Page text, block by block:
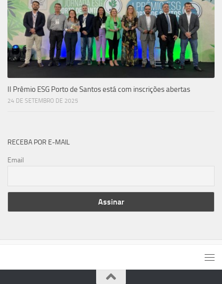
II Prêmio ESG Porto de Santos está com inscrições abertas
24 DE SETEMBRO DE 2025
RECEBA POR E-MAIL
Email